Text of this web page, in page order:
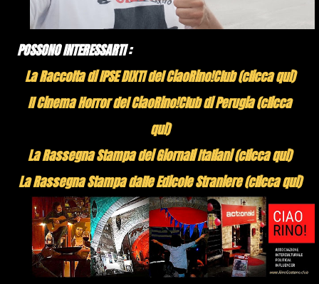
POSSONO INTERESSARTI :
La Raccolta di IPSE DIXTI del CiaoRino!Club (clicca qui)
Il Cinema Horror del CiaoRino!Club di Perugia (clicca
qui)
La Rassegna Stampa dei Giornali Italiani (clicca qui)
La Rassegna Stampa dalle Edicole Straniere (clicca qui)